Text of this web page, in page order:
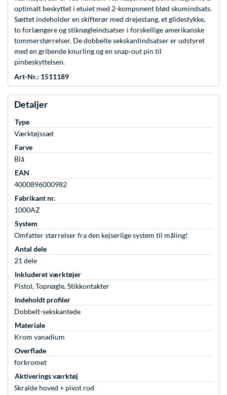
optimalt beskyttet i etuiet med 2-komponent blød skumindsats.
Sættet indeholder en skifterør med drejestang, et glidestykke,
to forlængere og stiknøgleindsatser i forskellige amerikanske
tommerstørrelser. De dobbelte sekskantindsatser er udstyret
med en gribende knurling og en snap-out pin til
pinbeskyttelsen.
Art-Nr.: 1511189
Detaljer
Type
Værktøjssæt
Farve
Blå
EAN
4000896000982
Fabrikant nr.
1000AZ
System
Omfatter størrelser fra den kejserlige system til måling!
Antal dele
21 dele
Inkluderet værktøjer
Pistol, Topnøgle, Stikkontakter
Indeholdt profiler
Dobbelt-sekskantede
Materiale
Krom vanadium
Overflade
forkromet
Aktiverings værktøj
Skralde hoved + pivot rod